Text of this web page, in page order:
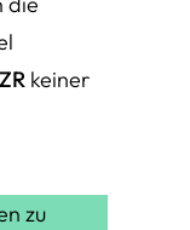
keiner
zu